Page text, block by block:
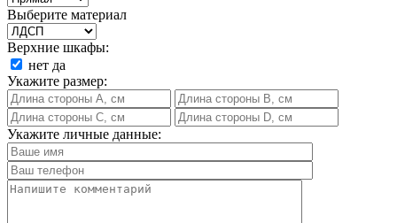
Выберите материал
Верхние шкафы:
нет да
Укажите размер:
Укажите личные данные: